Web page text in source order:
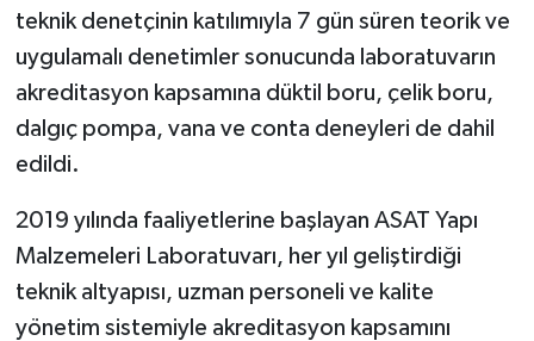
teknik denetçinin katılımıyla 7 gün süren teorik ve
uygulamalı denetimler sonucunda laboratuvarın
akreditasyon kapsamına düktil boru, çelik boru,
dalgıç pompa, vana ve conta deneyleri de dahil
edildi.
2019 yılında faaliyetlerine başlayan ASAT Yapı
Malzemeleri Laboratuvarı, her yıl geliştirdiği
teknik altyapısı, uzman personeli ve kalite
yönetim sistemiyle akreditasyon kapsamını